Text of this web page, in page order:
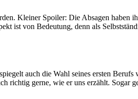
Kleiner Spoiler: Die Absagen haben
ist von Bedeutung, denn als
auch die Wahl seines ersten Berufs
richtig gerne, wie er uns erzählt. Sogar